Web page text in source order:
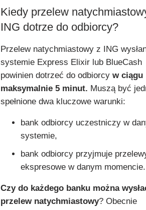
Kiedy przelew
ING dotrze do odbiorcy?
Przelew natychmiastowy z ING
systemie Express Elixir lub BlueCash
powinien dotrzeć do odbiorcy w ciągu
maksymalnie 5 minut. Muszą być
spełnione dwa kluczowe warunki:
bank odbiorcy uczestniczy w
systemie,
bank odbiorcy przyjmuje
ekspresowe w danym momencie.
Czy do każdego banku można
przelew natychmiastowy? Obecnie